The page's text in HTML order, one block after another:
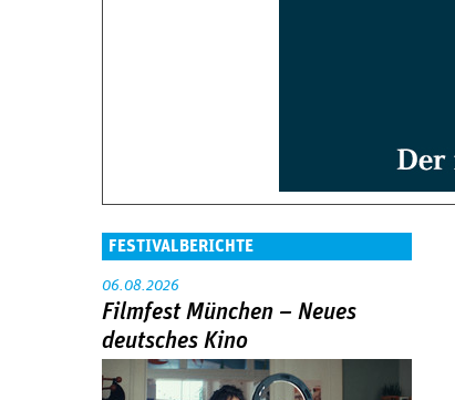
FESTIVALBERICHTE
06.08.2026
Filmfest München – Neues
deutsches Kino